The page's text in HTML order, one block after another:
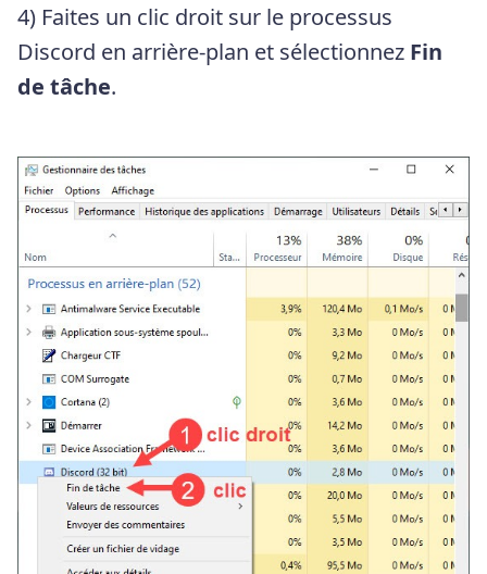
4) Faites un clic droit sur le processus
Discord en arrière-plan et sélectionnez Fin
de tâche.